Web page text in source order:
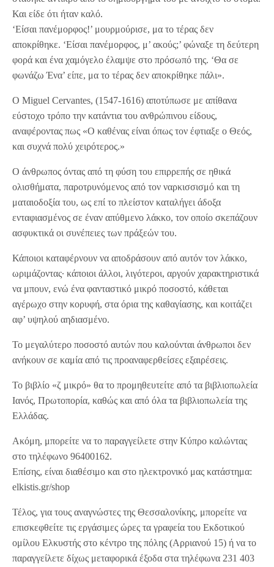
Και είδε ότι ήταν καλό.
‘Είσαι πανέμορφος!’ μουρμούρισε, μα το τέρας δεν
αποκρίθηκε. ‘Είσαι πανέμορφος, μ’ ακούς;’ φώναξε τη δεύτερη
φορά και ένα χαμόγελο έλαμψε στο πρόσωπό της. ‘Θα σε
φωνάζω Ένα’ είπε, μα το τέρας δεν αποκρίθηκε πάλι».
Ο Miguel Cervantes, (1547-1616) αποτύπωσε με απίθανα
εύστοχο τρόπο την κατάντια του ανθρώπινου είδους,
αναφέροντας πως «Ο καθένας είναι όπως τον έφτιαξε ο Θεός,
και συχνά πολύ χειρότερος.»
Ο άνθρωπος όντας από τη φύση του επιρρεπής σε ηθικά
ολισθήματα, παροτρυνόμενος από τον ναρκισσισμό και τη
ματαιοδοξία του, ως επί το πλείστον καταλήγει άδοξα
ενταφιασμένος σε έναν απύθμενο λάκκο, τον οποίο σκεπάζουν
ασφυκτικά οι συνέπειες των πράξεών του.
Κάποιοι καταφέρνουν να αποδράσουν από αυτόν τον λάκκο,
ωριμάζοντας∙ κάποιοι άλλοι, λιγότεροι, αργούν χαρακτηριστικά
να μπουν, ενώ ένα φανταστικό μικρό ποσοστό, κάθεται
αγέρωχο στην κορυφή, στα όρια της καθαγίασης, και κοιτάζει
αφ’ υψηλού αηδιασμένο.
Το μεγαλύτερο ποσοστό αυτών που καλούνται άνθρωποι δεν
ανήκουν σε καμία από τις προαναφερθείσες εξαιρέσεις.
Το βιβλίο «ζ μικρό» θα το προμηθευτείτε από τα βιβλιοπωλεία
Ιανός, Πρωτοπορία, καθώς και από όλα τα βιβλιοπωλεία της
Ελλάδας.
Ακόμη, μπορείτε να το παραγγείλετε στην Κύπρο καλώντας
στο τηλέφωνο 96400162.
Επίσης, είναι διαθέσιμο και στο ηλεκτρονικό μας κατάστημα:
elkistis.gr/shop
Τέλος, για τους αναγνώστες της Θεσσαλονίκης, μπορείτε να
επισκεφθείτε τις εργάσιμες ώρες τα γραφεία του Εκδοτικού
ομίλου Ελκυστής στο κέντρο της πόλης (Αρριανού 15) ή να το
παραγγείλετε δίχως μεταφορικά έξοδα στα τηλέφωνα 231 403